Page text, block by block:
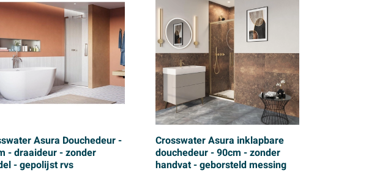
Asura Douchedeur -
- draaideur - zonder
- gepolijst rvs
Crosswater Asura inklapbare
douchedeur - 90cm - zonder
handvat - geborsteld messing